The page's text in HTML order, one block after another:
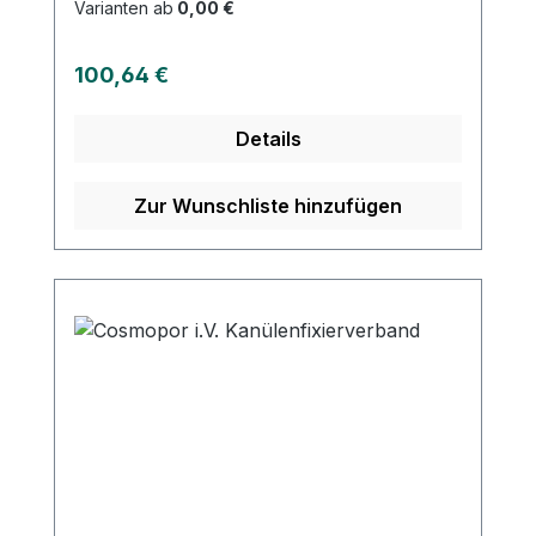
mit zuverlässiger Haftkraft Vermeidet
Varianten ab 0,00 €
Regulärer Preis:
100,64 €
Details
Zur Wunschliste hinzufügen